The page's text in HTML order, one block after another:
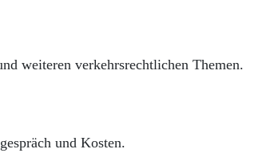
weiteren verkehrsrechtlichen Themen.
und Kosten.